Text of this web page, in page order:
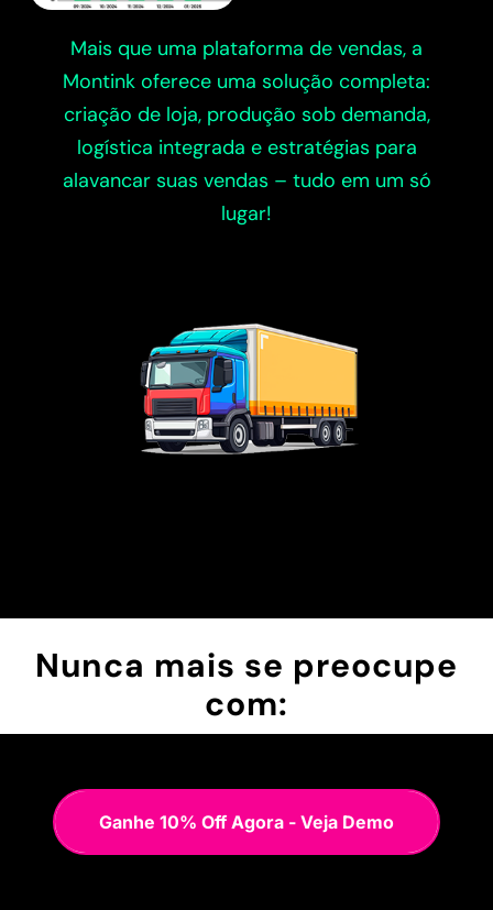
Mais que uma plataforma de vendas, a
Montink oferece uma solução completa:
criação de loja, produção sob demanda,
logística integrada e estratégias para
alavancar suas vendas – tudo em um só
lugar!
Nunca mais se preocupe
com:
Ganhe 10% Off Agora - Veja Demo